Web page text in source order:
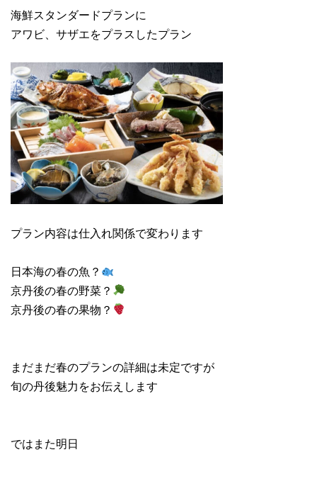
海鮮スタンダードプランに
アワビ、サザエをプラスしたプラン
プラン内容は仕入れ関係で変わります
日本海の春の魚？
京丹後の春の野菜？
京丹後の春の果物？
まだまだ春のプランの詳細は未定ですが
旬の丹後魅力をお伝えします
ではまた明日